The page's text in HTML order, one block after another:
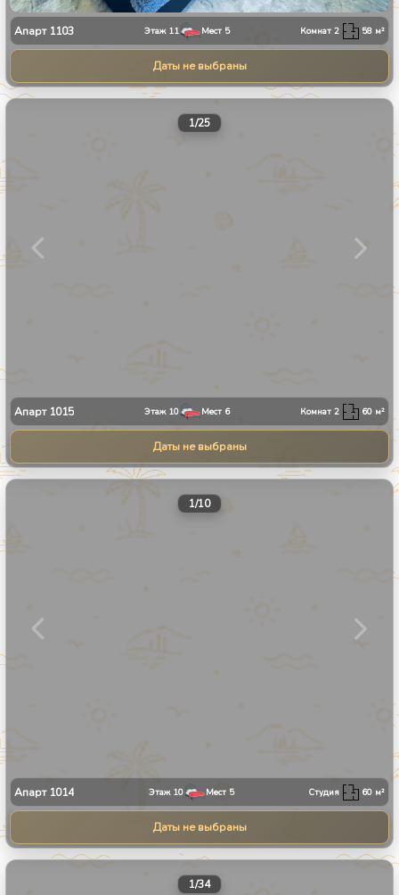
Апарт 1103 Этаж 11 Мест 5 Комнат2 58 м²
Даты не выбраны
1/25
Апарт 1015 Этаж 10 Мест 6 Комнат2 60 м²
Даты не выбраны
1/10
Апарт 1014 Этаж 10 Мест 5 Студия 60 м²
Даты не выбраны
1/34